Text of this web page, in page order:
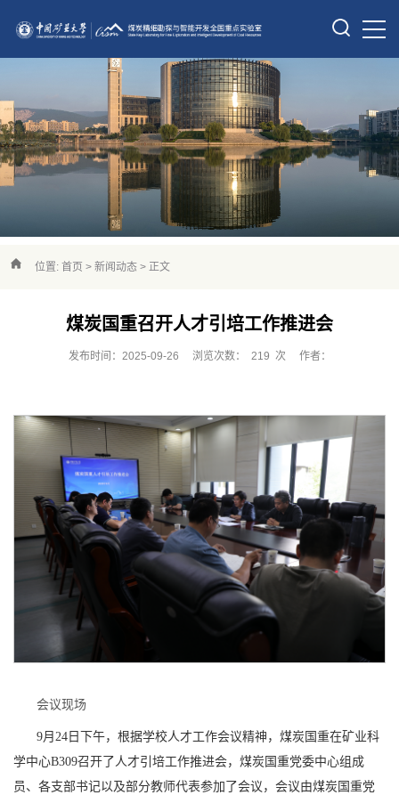
位置: 首页 > 新闻动态 > 正文
煤炭国重召开人才引培工作推进会
发布时间：2025-09-26 浏览次数： 219 次 作者：
会议现场
9月24日下午，根据学校人才工作会议精神，煤炭国重在矿业科
学中心B309召开了人才引培工作推进会，煤炭国重党委中心组成
员、各支部书记以及部分教师代表参加了会议，会议由煤炭国重党